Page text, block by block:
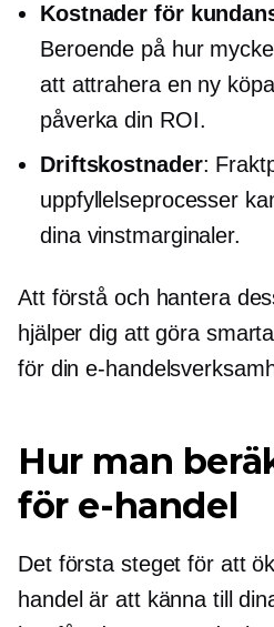
Kostnader för
Beroende på hur
att attrahera en ny
påverka din ROI.
Driftskostnader:
uppfyllelseprocesser
dina vinstmarginaler.
Att förstå och hantera
hjälper dig att göra
för din e-
Hur man
för e-handel
Det första steget för att
handel är att känna till